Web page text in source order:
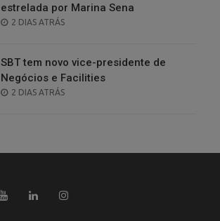
estrelada por Marina Sena
POSTED
2 DIAS ATRÁS
SBT tem novo vice-presidente de
Negócios e Facilities
POSTED
2 DIAS ATRÁS